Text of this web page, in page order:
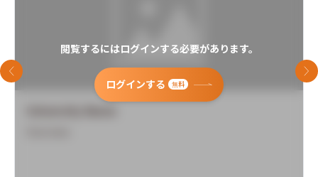
閲覧するにはログインする必要があります。
ログインする 無料
前のスライド 次